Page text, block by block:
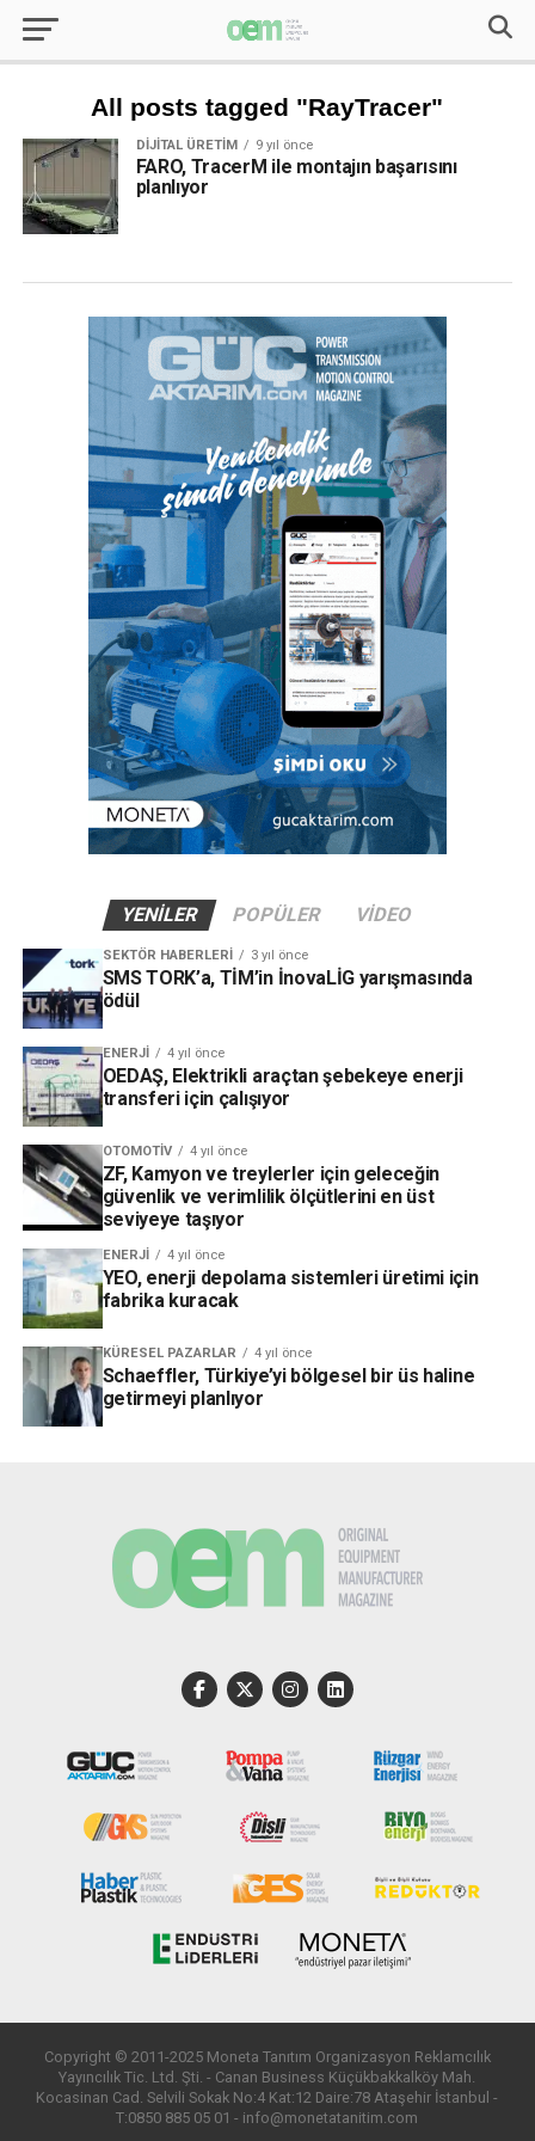
All posts tagged "RayTracer"
DIJITAL ÜRETIM 9 yıl önce
FARO, TracerM ile montajın başarısını
planlıyor
YENILER POPÜLER VIDEO
SEKTÖR HABERLERI 3 yıl önce
SMS TORK’a, TİM’in İnovaLİG yarışmasında
ödül
ENERJI 4 yıl önce
OEDAŞ, Elektrikli araçtan şebekeye enerji
transferi için çalışıyor
OTOMOTIV 4 yıl önce
ZF, Kamyon ve treylerler için geleceğin
güvenlik ve verimlilik ölçütlerini en üst
seviyeye taşıyor
ENERJI 4 yıl önce
YEO, enerji depolama sistemleri üretimi için
fabrika kuracak
KÜRESEL PAZARLAR 4 yıl önce
Schaeffler, Türkiye’yi bölgesel bir üs haline
getirmeyi planlıyor
Copyright © 2011-2025 Moneta Tanıtım Organizasyon Reklamcılık
Yayıncılık Tic. Ltd. Şti. - Canan Business Küçükbakkalköy Mah.
Kocasinan Cad. Selvili Sokak No:4 Kat:12 Daire:78 Ataşehir İstanbul -
T:0850 885 05 01 - info@monetatanitim.com